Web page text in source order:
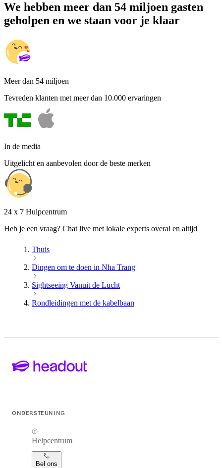
We hebben meer dan 54 miljoen gasten
geholpen en we staan voor je klaar
Meer dan 54 miljoen
Tevreden klanten met meer dan 10.000 ervaringen
In de media
Uitgelicht en aanbevolen door de beste merken
24 x 7 Hulpcentrum
Heb je een vraag? Chat live met lokale experts overal en altijd
Thuis
Dingen om te doen in Nha Trang
Sightseeing Vanuit de Lucht
Rondleidingen met de kabelbaan
ONDERSTEUNING
Helpcentrum
Bel ons